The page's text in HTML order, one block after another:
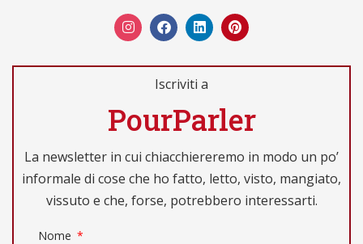
Iscriviti a
PourParler
La newsletter in cui chiacchiereremo in modo un po’
informale di cose che ho fatto, letto, visto, mangiato,
vissuto e che, forse, potrebbero interessarti.
Nome